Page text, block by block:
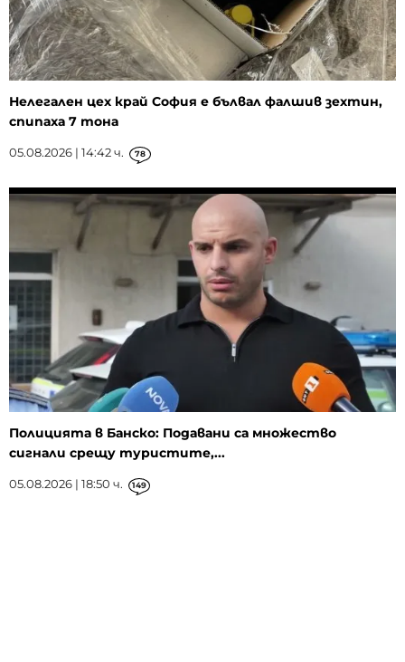
Нелегален цех край София е бълвал фалшив зехтин,
спипаха 7 тона
05.08.2026 | 14:42 ч. 78
Полицията в Банско: Подавани са множество
сигнали срещу туристите,...
05.08.2026 | 18:50 ч. 149